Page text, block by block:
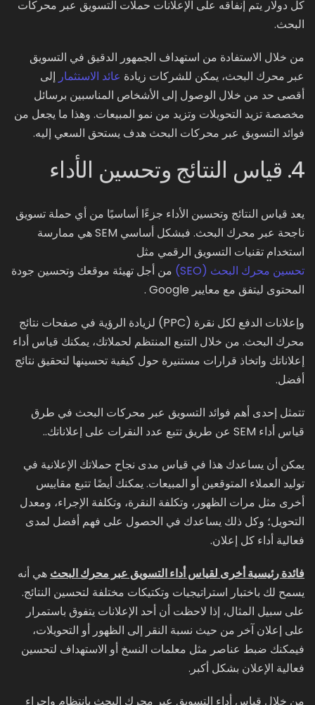
كل دولار يتم إنفاقه على الإعلانات حملات التسويق عبر محركات
البحث.
من خلال الاستفادة من استهداف الجمهور الدقيق في التسويق
عبر محرك البحث، يمكن للشركات زيادة عائد الاستثمار إلى
أقصى حد من خلال الوصول إلى الأشخاص المناسبين برسائل
مخصصة تزيد التحويلات وتزيد من نمو المبيعات. وهذا ما يجعل من
فوائد التسويق عبر محركات البحث هدف يستحق السعي إليه.
4. قياس النتائج وتحسين الأداء
يعد قياس النتائج وتحسين الأداء جزءًا أساسيًا من أي حملة تسويق
ناجحة عبر محرك البحث. فبشكل أساسي SEM هي ممارسة
استخدام تقنيات التسويق الرقمي مثل
تحسين محرك البحث (SEO)
من أجل تهيئة موقعك وتحسين جودة
المحتوى ليتفق مع معايير Google .
وإعلانات الدفع لكل نقرة (PPC) لزيادة الرؤية في صفحات نتائج
محرك البحث. من خلال التتبع المنتظم لحملاتك، يمكنك قياس أداء
إعلاناتك واتخاذ قرارات مستنيرة حول كيفية تحسينها لتحقيق نتائج
أفضل.
تتمثل إحدى أهم فوائد التسويق عبر محركات البحث في طرق
قياس أداء SEM عن طريق تتبع عدد النقرات على إعلاناتك..
يمكن أن يساعدك هذا في قياس مدى نجاح حملاتك الإعلانية في
توليد العملاء المتوقعين أو المبيعات. يمكنك أيضًا تتبع مقاييس
أخرى مثل مرات الظهور، وتكلفة النقرة، وتكلفة الإجراء، ومعدل
التحويل؛ وكل ذلك يساعدك في الحصول على فهم أفضل لمدى
فعالية أداء كل إعلان.
فائدة رئيسية أخرى لقياس أداء التسويق عبر محرك البحث هي أنه
يسمح لك باختبار استراتيجيات وتكتيكات مختلفة لتحسين النتائج.
على سبيل المثال، إذا لاحظت أن أحد الإعلانات يتفوق باستمرار
على إعلان آخر من حيث نسبة النقر إلى الظهور أو التحويلات،
فيمكنك ضبط عناصر مثل معلمات النسخ أو الاستهداف لتحسين
فعالية الإعلان بشكل أكبر.
من خلال قياس أداء التسويق عبر محرك البحث بانتظام وإجراء